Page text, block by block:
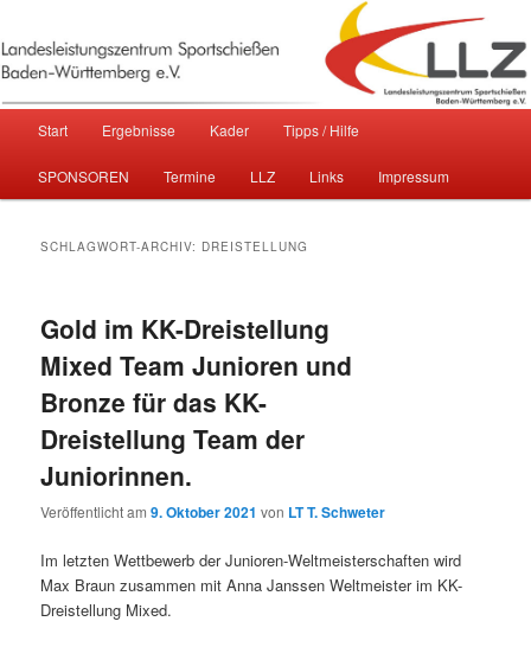
Landesleistungszentrum
Sportschießen Baden-Württemberg
e.V.
Zum primären Inhalt springen
Zum sekundären Inhalt springen
Start Ergebnisse Kader Tipps / Hilfe
SPONSOREN Termine LLZ Links Impressum
SCHLAGWORT-ARCHIV: DREISTELLUNG
Gold im KK-Dreistellung
Mixed Team Junioren und
Bronze für das KK-
Dreistellung Team der
Juniorinnen.
Veröffentlicht am9. Oktober 2021 von LT T. Schweter
Im letzten Wettbewerb der Junioren-Weltmeisterschaften wird
Max Braun zusammen mit Anna Janssen Weltmeister im KK-
Dreistellung Mixed.